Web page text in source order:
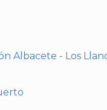
Albacete - Los